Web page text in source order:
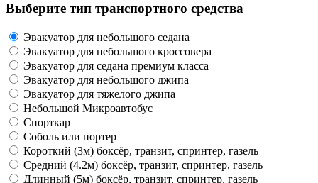
Выберите тип транспортного средства
Эвакуатор для небольшого седана
Эвакуатор для небольшого кроссовера
Эвакуатор для седана премиум класса
Эвакуатор для небольшого джипа
Эвакуатор для тяжелого джипа
Небольшой Микроавтобус
Спорткар
Соболь или портер
Короткий (3м) боксёр, транзит, спринтер, газель
Средний (4.2м) боксёр, транзит, спринтер, газель
Длинный (5м) боксёр, транзит, спринтер, газель